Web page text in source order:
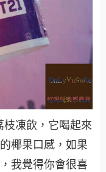
凍飲，它喝起來
椰果口感，如果
我覺得你會很喜